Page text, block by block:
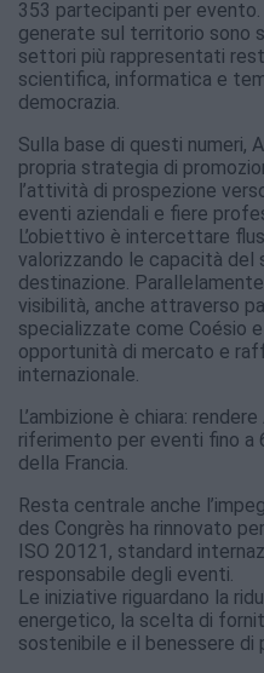
353 partecipanti per
generate sul territorio sono
settori più rappresentati
scientifica, informatica e
democrazia.
Sulla base di questi numeri,
propria strategia di
l’attività di prospezione
eventi aziendali e fiere
L’obiettivo è intercettare
valorizzando le capacità
destinazione.
visibilità, anche attraverso
specializzate come Coésio
opportunità di mercato e
internazionale.
L’ambizione è chiara:
riferimento per eventi fino a
della Francia.
Resta centrale anche
des Congrès ha rinnovato
ISO 20121, standard
responsabile degli eventi.
Le iniziative riguardano la
energetico, la scelta di
sostenibile e il benessere